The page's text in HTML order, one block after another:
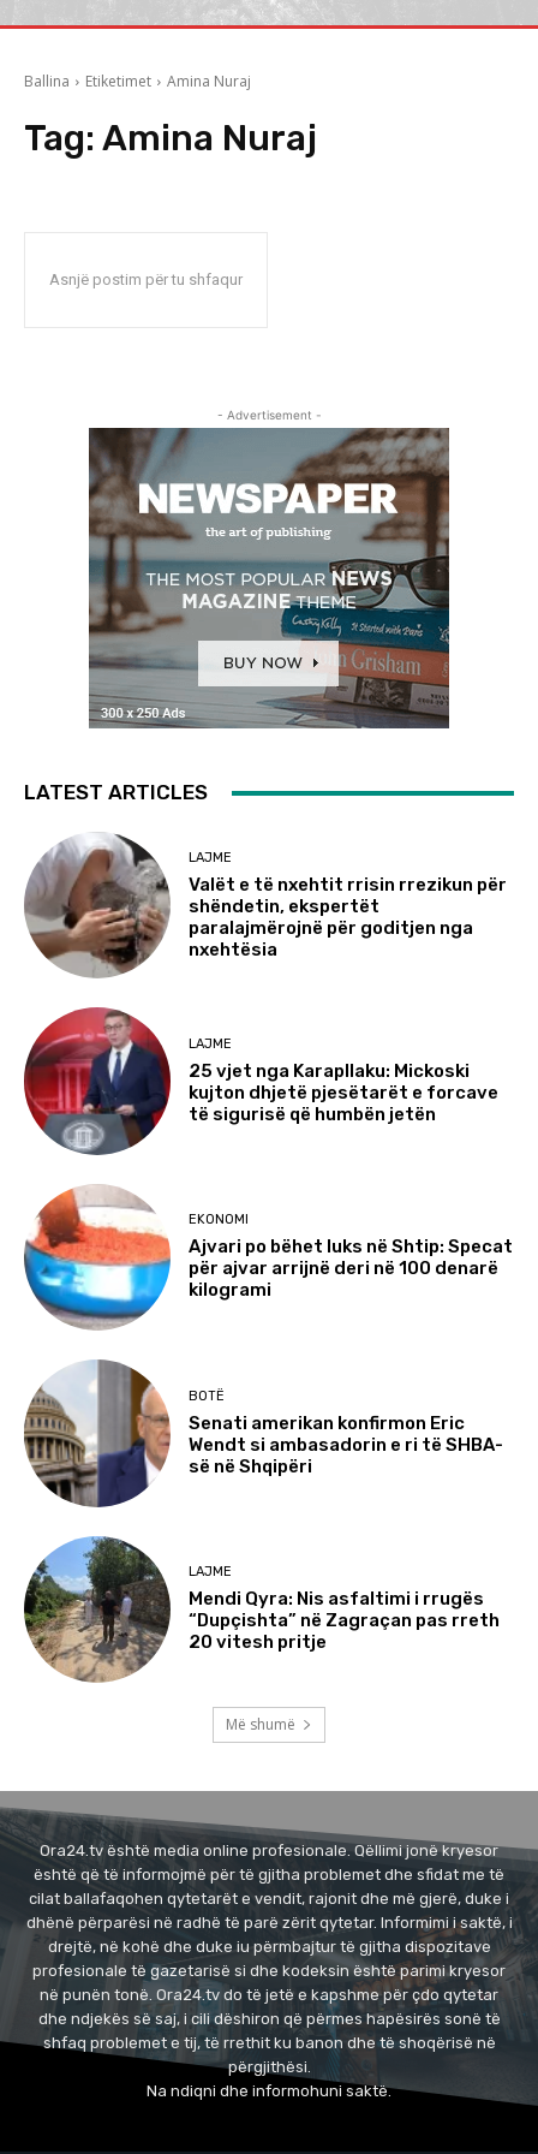
Ballina Etiketimet Amina Nuraj
Tag: Amina Nuraj
Asnjë postim për tu shfaqur
- Advertisement -
LATEST ARTICLES
LAJME
Valët e të nxehtit rrisin rrezikun për
shëndetin, ekspertët
paralajmërojnë për goditjen nga
nxehtësia
LAJME
25 vjet nga Karapllaku: Mickoski
kujton dhjetë pjesëtarët e forcave
të sigurisë që humbën jetën
EKONOMI
Ajvari po bëhet luks në Shtip: Specat
për ajvar arrijnë deri në 100 denarë
kilogrami
BOTË
Senati amerikan konfirmon Eric
Wendt si ambasadorin e ri të SHBA-
së në Shqipëri
LAJME
Mendi Qyra: Nis asfaltimi i rrugës
“Dupçishta” në Zagraçan pas rreth
20 vitesh pritje
Më shumë
Ora24.tv është media online profesionale. Qëllimi jonë kryesor
është që të informojmë për të gjitha problemet dhe sfidat me të
cilat ballafaqohen qytetarët e vendit, rajonit dhe më gjerë, duke i
dhënë përparësi në radhë të parë zërit qytetar. Informimi i saktë, i
drejtë, në kohë dhe duke iu përmbajtur të gjitha dispozitave
profesionale të gazetarisë si dhe kodeksin është parimi kryesor
në punën tonë. Ora24.tv do të jetë e kapshme për çdo qytetar
dhe ndjekës së saj, i cili dëshiron që përmes hapësirës sonë të
shfaq problemet e tij, të rrethit ku banon dhe të shoqërisë në
përgjithësi.
Na ndiqni dhe informohuni saktë.